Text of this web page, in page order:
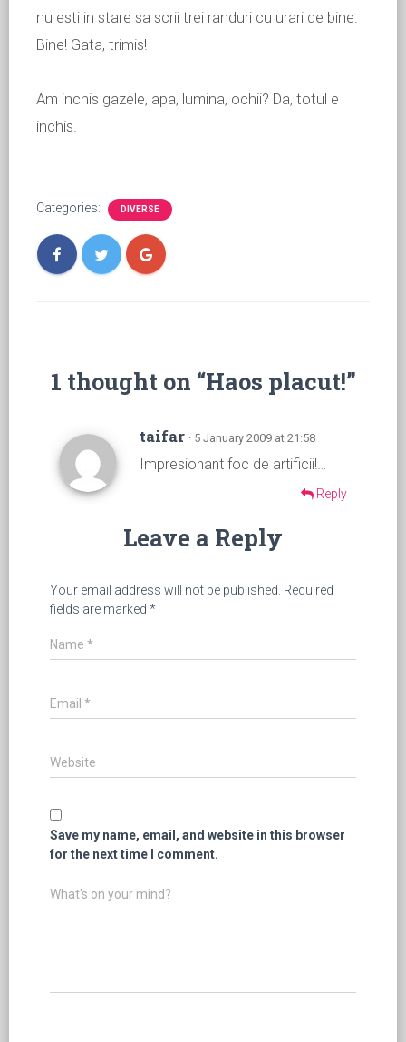
nu esti in stare sa scrii trei randuri cu urari de bine.
Bine! Gata, trimis!
Am inchis gazele, apa, lumina, ochii? Da, totul e
inchis.
Categories: DIVERSE
1 thought on “Haos placut!”
taifar · 5 January 2009 at 21:58
Impresionant foc de artificii!…
Reply
Leave a Reply
Your email address will not be published. Required
fields are marked *
Name *
Email *
Website
Save my name, email, and website in this browser
for the next time I comment.
What's on your mind?